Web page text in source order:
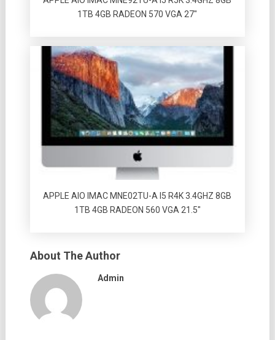
1TB 4GB RADEON 570 VGA 27″
APPLE AIO IMAC MNE02TU-A I5 R4K 3.4GHZ 8GB
1TB 4GB RADEON 560 VGA 21.5″
About The Author
Admin